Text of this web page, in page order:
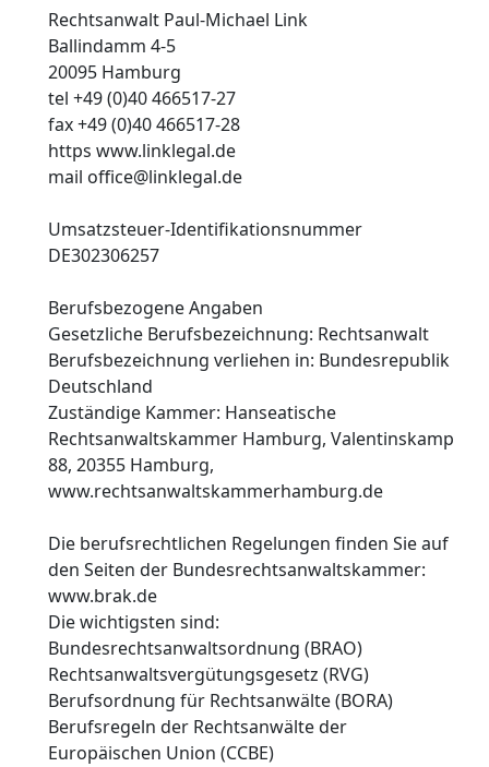
Rechtsanwalt Paul-Michael Link
Ballindamm 4-5
20095 Hamburg
tel +49 (0)40 466517-27
fax +49 (0)40 466517-28
https www.linklegal.de
mail office@linklegal.de
Umsatzsteuer-Identifikationsnummer
DE302306257
Berufsbezogene Angaben
Gesetzliche Berufsbezeichnung: Rechtsanwalt
Berufsbezeichnung verliehen in: Bundesrepublik
Deutschland
Zuständige Kammer: Hanseatische
Rechtsanwaltskammer Hamburg, Valentinskamp
88, 20355 Hamburg,
www.rechtsanwaltskammerhamburg.de
Die berufsrechtlichen Regelungen finden Sie auf
den Seiten der Bundesrechtsanwaltskammer:
www.brak.de
Die wichtigsten sind:
Bundesrechtsanwaltsordnung (BRAO)
Rechtsanwaltsvergütungsgesetz (RVG)
Berufsordnung für Rechtsanwälte (BORA)
Berufsregeln der Rechtsanwälte der
Europäischen Union (CCBE)